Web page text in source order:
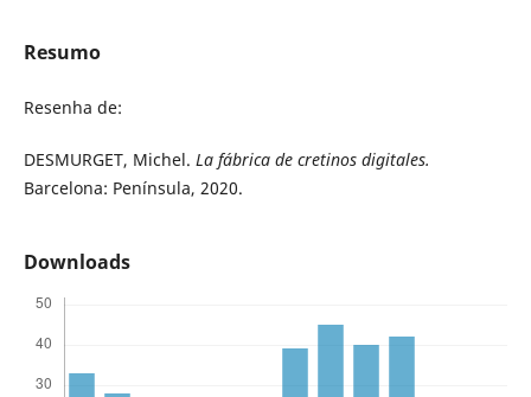
Resumo
Resenha de:
DESMURGET, Michel. La fábrica de cretinos digitales.
Barcelona: Península, 2020.
Downloads